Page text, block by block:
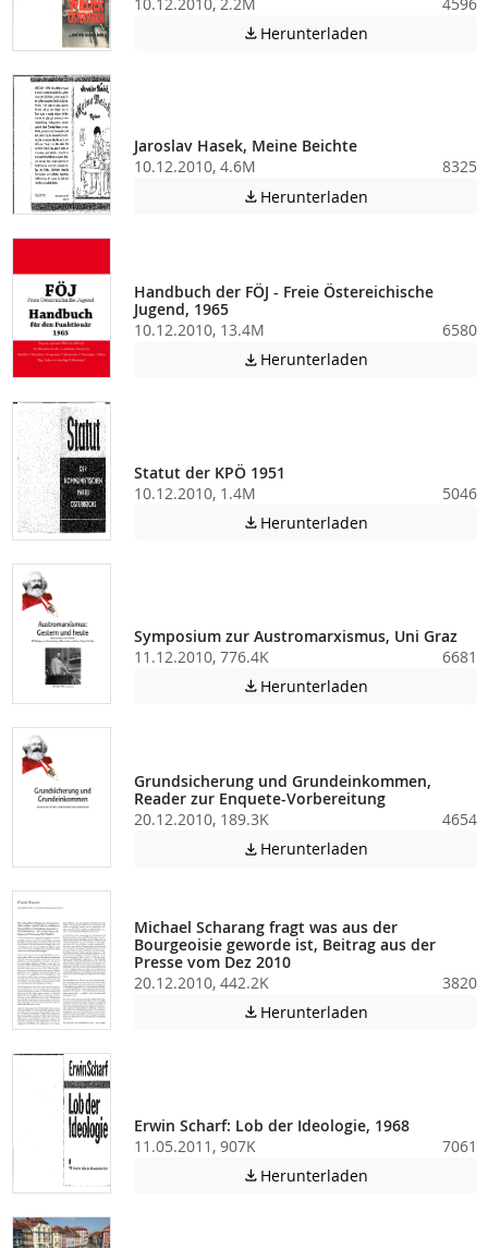
 Herunterladen
Jaroslav Hasek, Meine Beichte
10.12.2010, 4.6M
8325
 Herunterladen
Handbuch der FÖJ - Freie Östereichische
Jugend, 1965
10.12.2010, 13.4M
6580
 Herunterladen
Statut der KPÖ 1951
10.12.2010, 1.4M
5046
 Herunterladen
Symposium zur Austromarxismus, Uni Graz
11.12.2010, 776.4K
6681
 Herunterladen
Grundsicherung und Grundeinkommen,
Reader zur Enquete-Vorbereitung
20.12.2010, 189.3K
4654
 Herunterladen
Michael Scharang fragt was aus der
Bourgeoisie geworde ist, Beitrag aus der
Presse vom Dez 2010
20.12.2010, 442.2K
3820
 Herunterladen
Erwin Scharf: Lob der Ideologie, 1968
11.05.2011, 907K
7061
 Herunterladen